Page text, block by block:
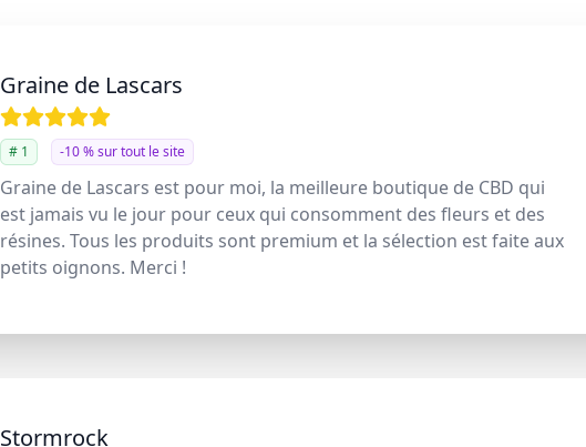
Graine de Lascars
# 1 -10 % sur tout le site
Graine de Lascars est pour moi, la meilleure boutique de CBD qui
est jamais vu le jour pour ceux qui consomment des fleurs et des
résines. Tous les produits sont premium et la sélection est faite aux
petits oignons. Merci !
Stormrock